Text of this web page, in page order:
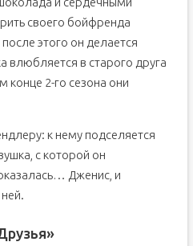
своего бойфренда
этого он делается
влюбляется в старого друга
конце 2-го сезона они
к нему подселяется
с которой он
Дженис, и